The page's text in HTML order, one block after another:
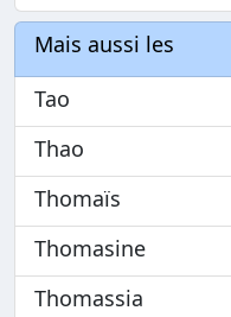
Mais aussi les
Tao
Thao
Thomaïs
Thomasine
Thomassia